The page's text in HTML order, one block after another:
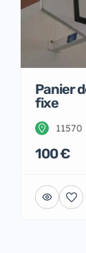
Panier
fixe
100 €